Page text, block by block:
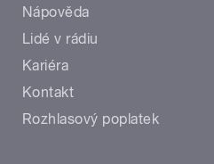
Nápověda
Lidé v rádiu
Kariéra
Kontakt
Rozhlasový poplatek